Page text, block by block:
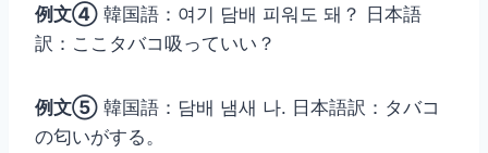
例文④ 韓国語：여기 담배 피워도 돼？ 日本語
訳：ここタバコ吸っていい？
例文⑤ 韓国語：담배 냄새 나. 日本語訳：タバコ
の匂いがする。